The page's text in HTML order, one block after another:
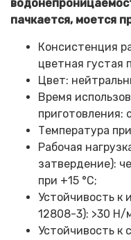
пачкается, моется
Консистенция
цветная густая
Цвет:
Время
приготовления:
Температура
Рабочая
затвердение):
при +15 °C;
Устойчивость к
12808-3): >30 Н/
Устойчивость к